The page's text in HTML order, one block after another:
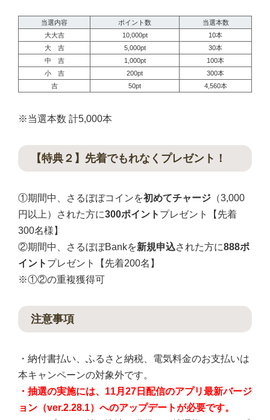
当選内容 ポイント数
当選本数
大大吉
10,000pt
10本
大 吉
5,000pt
30本
中 吉
1,000pt
100本
小 吉
200pt
300本
吉
50pt 4,560本
※当選本数 計5,000本
【特典２】先着でもれなくプレゼント！
①期間中、さるぼぼコインを初めてチャージ （3,000
円以上）された方に300ポイント プレゼント【先着
300名様】
②期間中、さるぼぼBankを新規申込された方に888ポ
イント プレゼント【先着200名】
※①②の重複獲得可
注意事項
・納付書払い、ふるさと納税、電気料金のお支払いは
本キャンペーンの対象外です。
・抽選の実施には、11月27日配信のアプリ最新バージ
ョン（ver.2.28.1）へのアップデートが必要です。